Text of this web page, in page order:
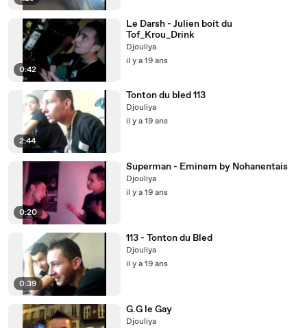
0:42
Le Darsh - Julien boit du
Tof_Krou_Drink
Djouliya
il y a 19 ans
2:44
Tonton du bled 113
Djouliya
il y a 19 ans
0:20
Superman - Eminem by Nohanentais
Djouliya
il y a 19 ans
0:39
113 - Tonton du Bled
Djouliya
il y a 19 ans
G.G le Gay
Djouliya